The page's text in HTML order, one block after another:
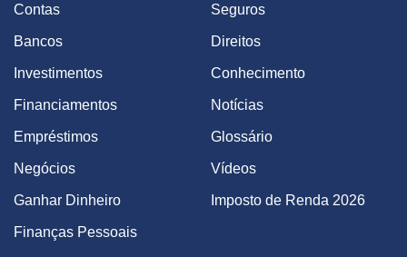
Contas
Bancos
Investimentos
Financiamentos
Empréstimos
Negócios
Ganhar Dinheiro
Finanças Pessoais
Seguros
Direitos
Conhecimento
Notícias
Glossário
Vídeos
Imposto de Renda 2026